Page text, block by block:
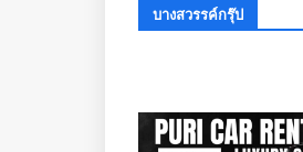
บางสวรรค์กรุ๊ป